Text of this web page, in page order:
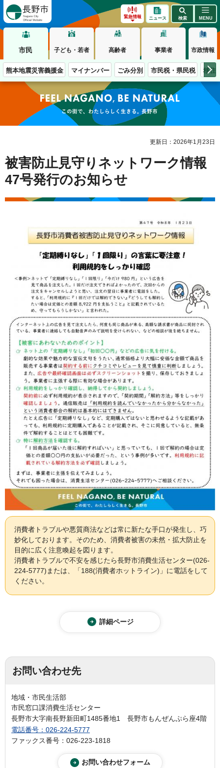
緊急情報 ニュース 検索 MENU
市民 子ども・若者 高齢者 事業者 市政情報
熊本地震災害義援金 マイナンバー ごみ分別 市民税・県民税 移住
この街で、わたしらしく生きる。長野市
更新日：2026年1月23日
被害防止見守りネットワーク情報
47号発行のお知らせ
消費者トラブルや悪質商法などは常に新たな手口が発生し、巧
妙化しております。そのため、消費者被害の未然・拡大防止を
目的に広く注意喚起を図ります。
消費者トラブルで不安を感じたら長野市消費生活センター(026-
224-5777)または、「188(消費者ホットライン)」に電話をして
ください。
詳細ページ
お問い合わせ先
地域・市民生活部
市民窓口課消費生活センター
長野市大字南長野新田町1485番地1 長野市もんぜんぷら座4階
電話番号：026-224-5777
ファックス番号：026-223-1818